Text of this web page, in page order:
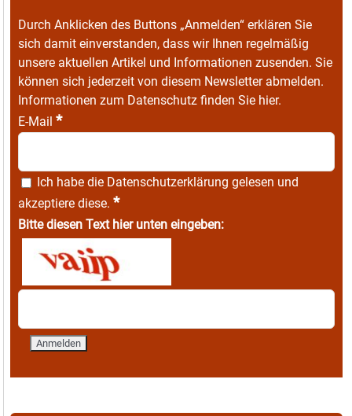
Durch Anklicken des Buttons „Anmelden“ erklären Sie
sich damit einverstanden, dass wir Ihnen regelmäßig
unsere aktuellen Artikel und Informationen zusenden. Sie
können sich jederzeit von diesem Newsletter abmelden.
Informationen zum Datenschutz finden Sie hier.
E-Mail *
Ich habe die Datenschutzerklärung gelesen und
akzeptiere diese. *
Bitte diesen Text hier unten eingeben: